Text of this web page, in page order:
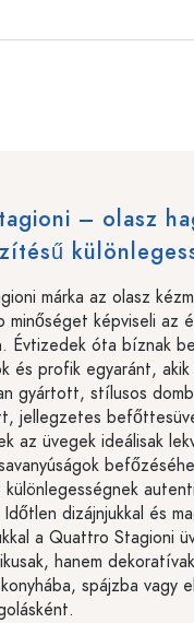
– olasz
márka az olasz
minőséget képviseli az
Évtizedek óta bíznak
és profik egyaránt, akik
gyártott, stílusos
jellegzetes
az üvegek ideálisak
dizájnjukkal és
a Quattro Stagioni
hanem
spájzba vagy